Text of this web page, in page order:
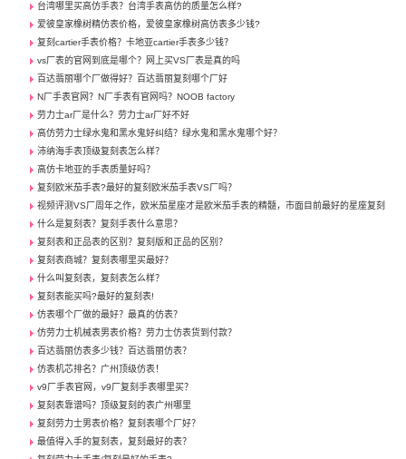
台湾哪里买高仿手表？台湾手表高仿的质量怎么样?
爱彼皇家橡树精仿表价格，爱彼皇家橡树高仿表多少钱?
复刻cartier手表价格？卡地亚cartier手表多少钱？
vs厂表的官网到底是哪个？网上买VS厂表是真的吗
百达翡丽哪个厂做得好？百达翡丽复刻哪个厂好
N厂手表官网？N厂手表有官网吗？NOOB factory
劳力士ar厂是什么？劳力士ar厂好不好
高仿劳力士绿水鬼和黑水鬼好纠结？绿水鬼和黑水鬼哪个好？
沛纳海手表顶级复刻表怎么样？
高仿卡地亚的手表质量好吗？
复刻欧米茄手表?最好的复刻欧米茄手表VS厂吗？
视频评测VS厂周年之作，欧米茄星座才是欧米茄手表的精髓，市面目前最好的星座复刻
什么是复刻表？复刻手表什么意思？
复刻表和正品表的区别？复刻版和正品的区别？
复刻表商城？复刻表哪里买最好？
什么叫复刻表，复刻表怎么样？
复刻表能买吗?最好的复刻表!
仿表哪个厂做的最好？最真的仿表？
仿劳力士机械表男表价格？劳力士仿表货到付款？
百达翡丽仿表多少钱？百达翡丽仿表？
仿表机芯排名？广州顶级仿表！
v9厂手表官网，v9厂复刻手表哪里买？
复刻表靠谱吗？顶级复刻的表广州哪里
复刻劳力士男表价格？复刻表哪个厂好？
最值得入手的复刻表，复刻最好的表？